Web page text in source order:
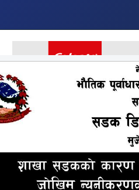
विचार अन्तराष्ट्रियखेलकुद